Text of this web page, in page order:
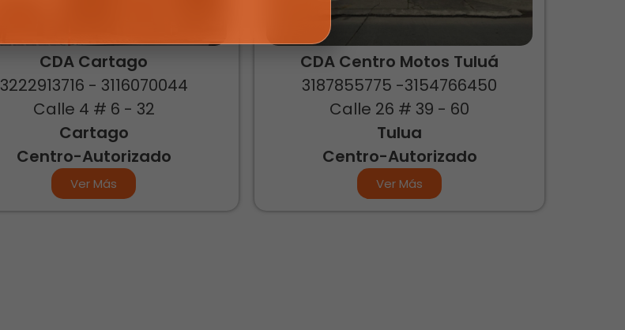
CDA Cartago
3222913716 - 3116070044
Calle 4 # 6 - 32
Cartago
Centro-Autorizado
Ver Más
CDA Centro Motos Tuluá
3187855775 -3154766450
Calle 26 # 39 - 60
Tulua
Centro-Autorizado
Ver Más